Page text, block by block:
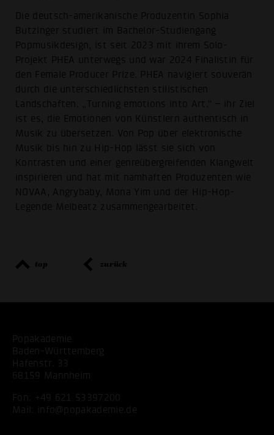
Die deutsch-amerikanische Produzentin Sophia
Butzinger studiert im Bachelor-Studiengang
Popmusikdesign, ist seit 2023 mit ihrem Solo-
Projekt PHEA unterwegs und war 2024 Finalistin für
den Female Producer Prize. PHEA navigiert souverän
durch die unterschiedlichsten stilistischen
Landschaften. „Turning emotions into Art.“ – ihr Ziel
ist es, die Emotionen von Künstlern authentisch in
Musik zu übersetzen. Von Pop über elektronische
Musik bis hin zu Hip-Hop lässt sie sich von
Kontrasten und einer genreübergreifenden Klangwelt
inspirieren und hat mit namhaften Produzenten wie
NOVAA, Angrybaby, Mona Yim und der Hip-Hop-
Legende Melbeatz zusammengearbeitet.
top zurück
Popakademie
Baden-Württemberg
Hafenstr. 33
68159 Mannheim
Fon:
+49 621 53397200
Mail:
info@popakademie.de